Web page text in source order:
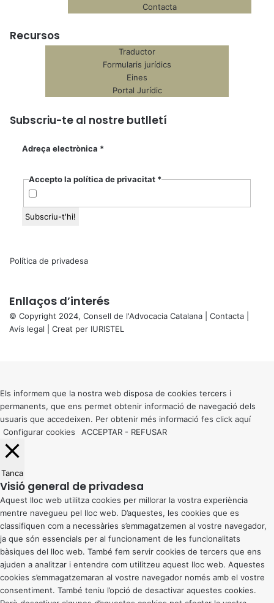
Contacta
Recursos
Traductor
Formularis jurídics
Eines
Portal Jurídic
Subscriu-te al nostre butlletí
Adreça electrònica *
Accepto la política de privacitat *
Política de privadesa
Enllaços d’interés
© Copyright 2024, Consell de l'Advocacia Catalana | Contacta
Avís legal | Creat per IURISTEL
button
Els informem que la nostra web disposa de cookies tercers i
permanents, que ens permet obtenir informació de navegació dels
usuaris que accedeixen. Per obtenir més informació fes click aquí
Configurar cookies
ACCEPTAR - REFUSAR
Tanca
Visió general de privadesa
Aquest lloc web utilitza cookies per millorar la vostra experiència
mentre navegueu pel lloc web. D’aquestes, les cookies que es
classifiquen com a necessàries s’emmagatzemen al vostre navegador,
ja que són essencials per al funcionament de les funcionalitats
bàsiques del lloc web. També fem servir cookies de tercers que ens
ajuden a analitzar i entendre com utilitzeu aquest lloc web. Aquestes
cookies s’emmagatzemaran al vostre navegador només amb el vostre
consentiment. També teniu l’opció de desactivar aquestes cookies.